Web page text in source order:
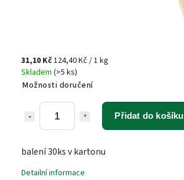
31,10 Kč124,40 Kč / 1 kg
Skladem (>5 ks)
Možnosti doručení
Přidat do košíku
balení 30ks v kartonu
Detailní informace